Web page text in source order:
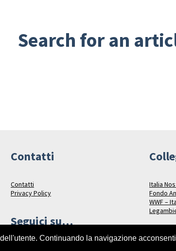
Search for an
Contatti
Contatti
Privacy Policy
Seguici su…
Italia
Fondo
WWF –
Continuando la navigazione